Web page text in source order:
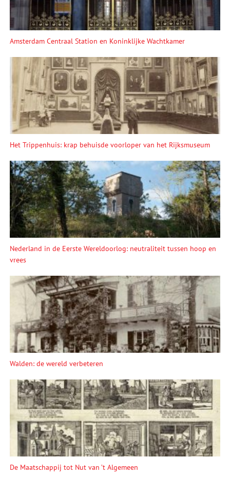
Amsterdam Centraal Station en Koninklijke Wachtkamer
Het Trippenhuis: krap behuisde voorloper van het Rijksmuseum
Nederland in de Eerste Wereldoorlog: neutraliteit tussen hoop en
vrees
Walden: de wereld verbeteren
De Maatschappij tot Nut van ’t Algemeen